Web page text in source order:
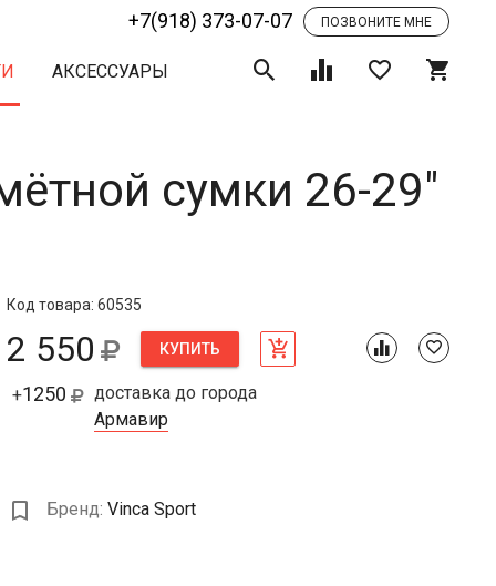
+7(918) 373-07-07 ПОЗВОНИТЕ МНЕ
АКСЕССУАРЫ
сумки 26-29"
Код товара: 60535
2 550 КУПИТЬ
+1250
доставка до города
Армавир
Бренд: Vinca Sport